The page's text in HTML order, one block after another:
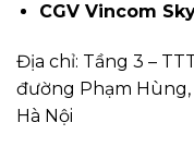
CGV Vincom
Địa chỉ: Tầng 3 –
đường Phạm Hùng,
Hà Nội